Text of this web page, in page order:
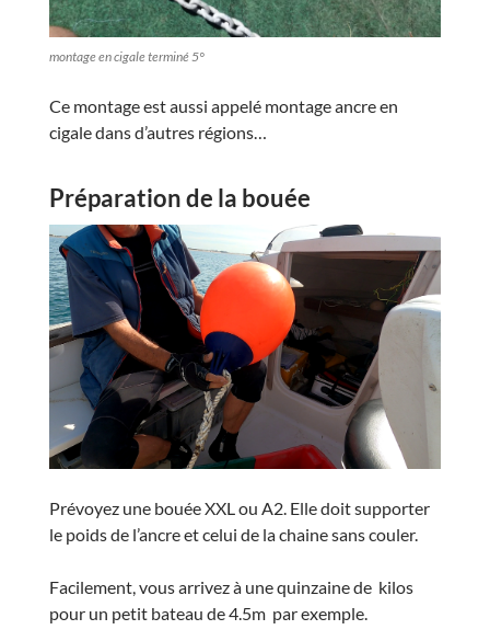
montage en cigale terminé 5°
Ce montage est aussi appelé montage ancre en
cigale dans d’autres régions…
Préparation de la bouée
Prévoyez une bouée XXL ou A2. Elle doit supporter
le poids de l’ancre et celui de la chaine sans couler.
Facilement, vous arrivez à une quinzaine de kilos
pour un petit bateau de 4.5m par exemple.